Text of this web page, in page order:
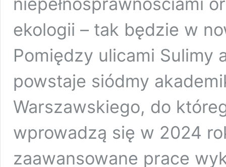
ekologii – tak będzie w
Pomiędzy ulicami Sulimy
powstaje siódmy
Warszawskiego, do
wprowadzą się w 2024
zaawansowane prace